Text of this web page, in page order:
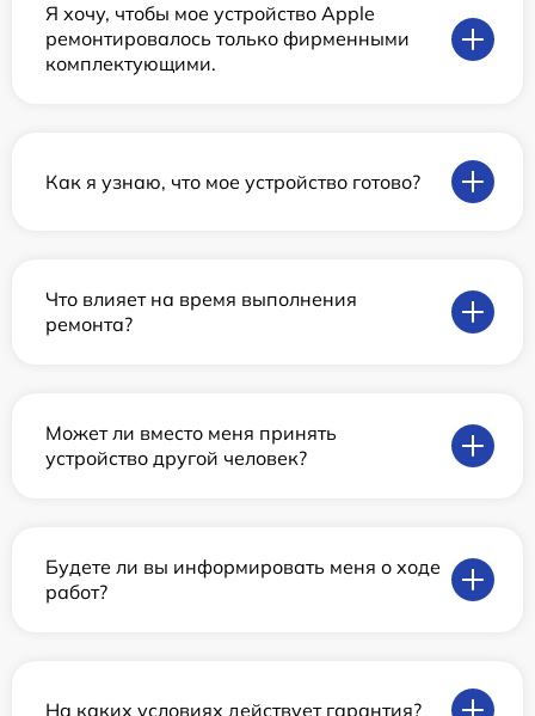
Я хочу, чтобы мое устройство Apple
ремонтировалось только фирменными
комплектующими.
Как я узнаю, что мое устройство готово?
Что влияет на время выполнения
ремонта?
Может ли вместо меня принять
устройство другой человек?
Будете ли вы информировать меня о ходе
работ?
На каких условиях действует гарантия?